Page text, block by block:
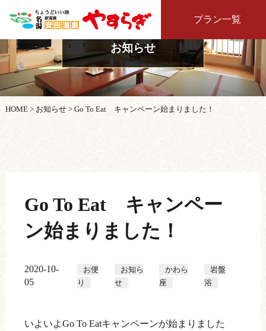
プラン一覧
お知らせ
HOME> お知らせ> Go To Eat キャンペーン始まりました！
Go To Eat キャンペー
ン始まりました！
2020-10-
05
お便
り
お知ら
せ
かわら
座
岩盤
浴
いよいよGo To Eatキャンペーンが始まりました